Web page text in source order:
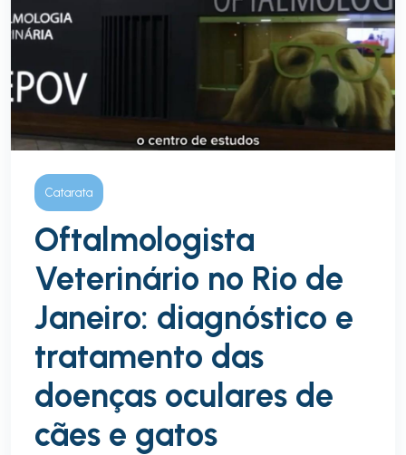
Catarata
Oftalmologista
Veterinário no Rio de
Janeiro: diagnóstico e
tratamento das
doenças oculares de
cães e gatos